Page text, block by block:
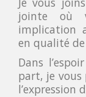
jointe où
implication
en qualité
Dans
part, je vous
l’expression